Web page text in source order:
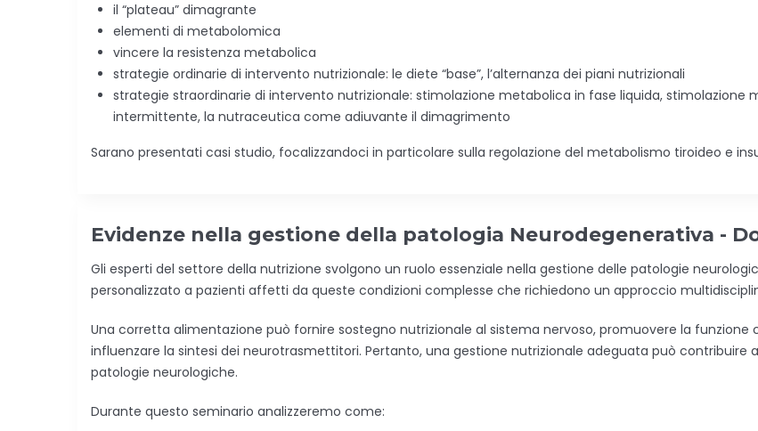
il “plateau” dimagrante
elementi di metabolomica
vincere la resistenza metabolica
strategie ordinarie di intervento nutrizionale: le diete “base”, l’alternanza dei piani nutrizionali
strategie straordinarie di intervento nutrizionale: stimolazione metabolica in fase liquida, stimolazione
intermittente, la nutraceutica come adiuvante il dimagrimento
Sarano presentati casi studio, focalizzandoci in particolare sulla regolazione del metabolismo tiroideo e
Evidenze nella gestione della patologia Neurodegenerativa -
Gli esperti del settore della nutrizione svolgono un ruolo essenziale nella gestione delle patologie
personalizzato a pazienti affetti da queste condizioni complesse che richiedono un approccio
Una corretta alimentazione può fornire sostegno nutrizionale al sistema nervoso, promuovere la funzione
influenzare la sintesi dei neurotrasmettitori. Pertanto, una gestione nutrizionale adeguata può
patologie neurologiche.
Durante questo seminario analizzeremo come: